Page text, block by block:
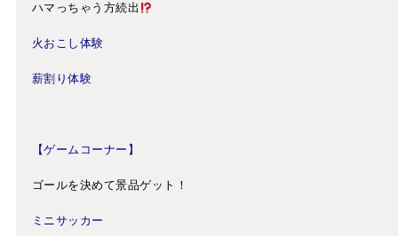
ハマっちゃう方続出
火おこし体験
薪割り体験
【ゲームコーナー】
ゴールを決めて景品ゲット！
ミニサッカー